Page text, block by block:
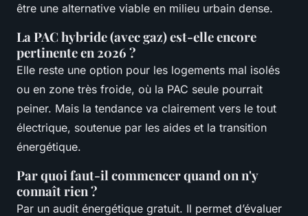
être une alternative viable en milieu urbain dense.
La PAC hybride (avec gaz) est-elle encore
pertinente en 2026 ?
Elle reste une option pour les logements mal isolés
ou en zone très froide, où la PAC seule pourrait
peiner. Mais la tendance va clairement vers le tout
électrique, soutenue par les aides et la transition
énergétique.
Par quoi faut-il commencer quand on n'y
connaît rien ?
Par un audit énergétique gratuit. Il permet d’évaluer